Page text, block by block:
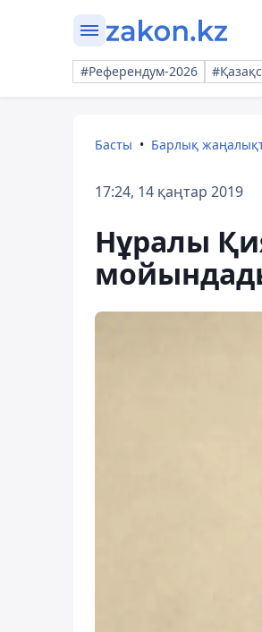
#Референдум-2026
Басты Барлық
17:24, 14 қаңтар 2019
Нұралы